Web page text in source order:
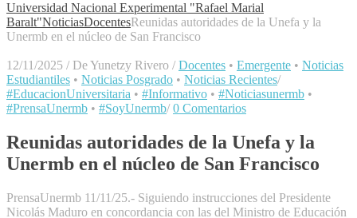
Universidad Nacional Experimental "Rafael Marial
Baralt"NoticiasDocentesReunidas autoridades de la Unefa y la
Unermb en el núcleo de San Francisco
12/11/2025 / De Yunetzy Rivero / Docentes • Emergente • Noticias
Estudiantiles • Noticias Posgrado • Noticias Recientes/
#EducacionUniversitaria • #Informativo • #Noticiasunermb •
#PrensaUnermb • #SoyUnermb/ 0 Comentarios
Reunidas autoridades de la Unefa y la
Unermb en el núcleo de San Francisco
PrensaUnermb 11/11/25.- Siguiendo instrucciones del Presidente
Nicolás Maduro en concordancia con las del Ministro de Educación